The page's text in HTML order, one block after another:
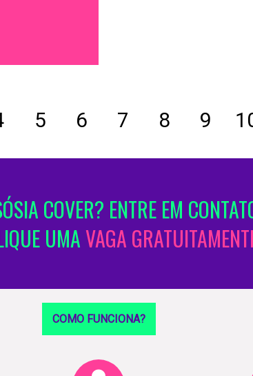
5 6 7 8 9
COVER? ENTRE EM
UMAVAGA
COMO FUNCIONA?